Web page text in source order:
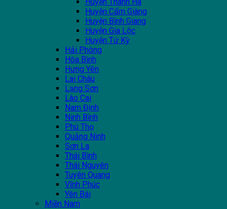
Huyện Cẩm Giàng
Huyện Bình Giang
Huyện Gia Lộc
Huyện Tứ Kỳ
Hải Phòng
Hòa Bình
Hưng Yên
Lai Châu
Lạng Sơn
Lào Cai
Nam Định
Ninh Bình
Phú Thọ
Quảng Ninh
Sơn La
Thái Bình
Thái Nguyên
Tuyên Quang
Vĩnh Phúc
Yên Bái
Miền Nam